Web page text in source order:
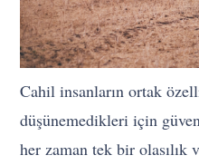
Cahil insanların ortak
düşünemedikleri için
her zaman tek bir